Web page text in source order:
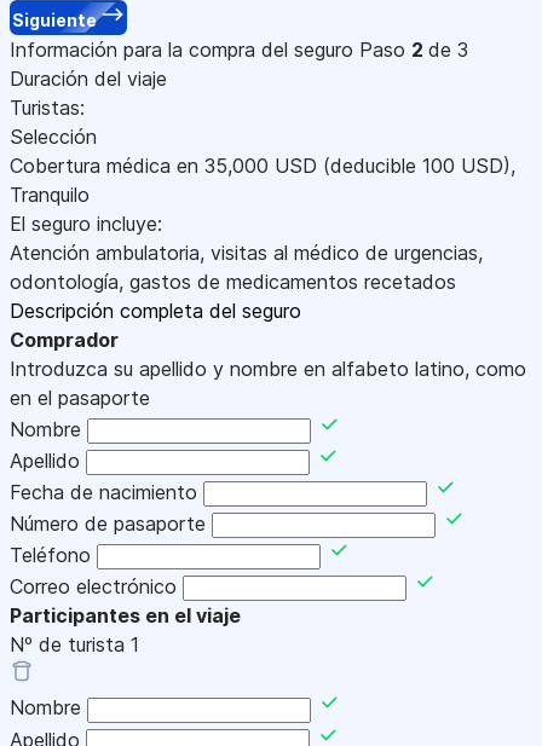
Siguiente
Información para la compra del seguro Paso 2 de 3
Duración del viaje
Turistas:
Selección
Cobertura médica en 35,000 USD (deducible 100 USD),
Tranquilo
El seguro incluye:
Atención ambulatoria, visitas al médico de urgencias,
odontología, gastos de medicamentos recetados
Descripción completa del seguro
Comprador
Introduzca su apellido y nombre en alfabeto latino, como
en el pasaporte
Nombre
Apellido
Fecha de nacimiento
Número de pasaporte
Teléfono
Correo electrónico
Participantes en el viaje
Nº de turista 1
Nombre
Apellido